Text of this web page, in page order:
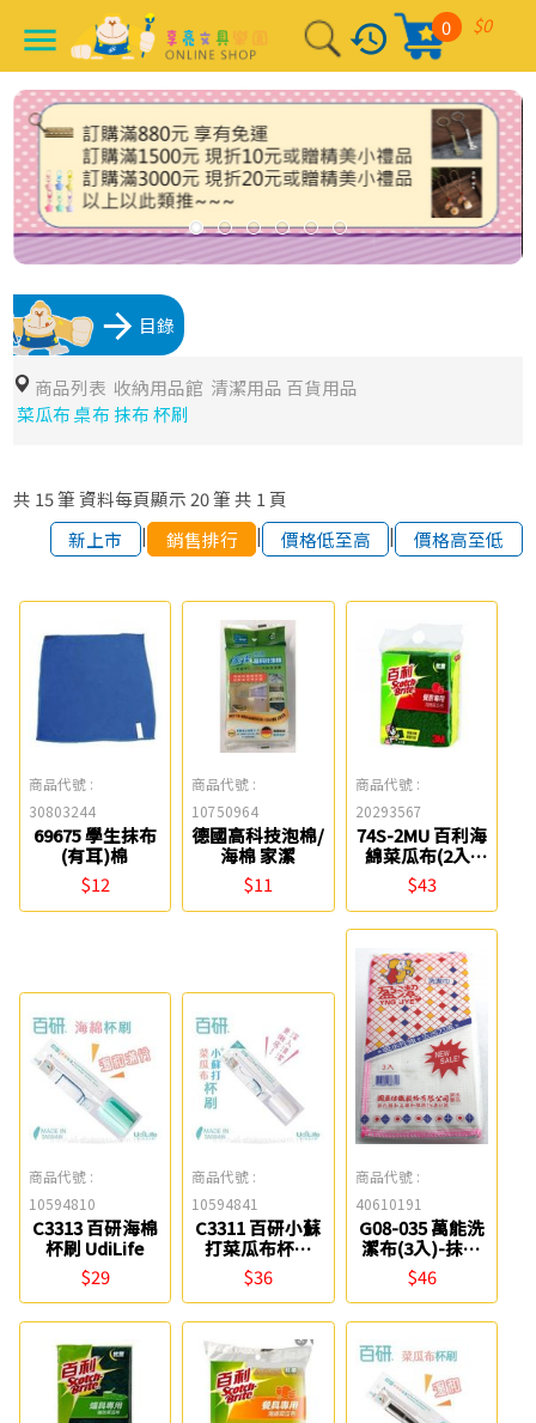
menu history $0
0
arrow_forward 目錄
商品列表 收納用品館 清潔用品 百貨用品
菜瓜布 桌布 抹布 杯刷
共 15筆 資料每頁顯示 20筆 共 1頁
新上市
| 銷售排行 | 價格低至高 | 價格高至低
商品代號 :
30803244
69675 學生抹布
(有耳)棉
$12
商品代號 :
10750964
德國高科技泡棉/
海棉 家潔
$11
商品代號 :
20293567
74S-2MU 百利海
綿菜瓜布(2入)
3M
$43
商品代號 :
10594810
C3313 百研海棉
杯刷 UdiLife
$29
商品代號 :
10594841
C3311 百研小蘇
打菜瓜布杯刷
UdiLife
$36
商品代號 :
40610191
G08-035 萬能洗
潔布(3入)-抹布
盈潔 06230300
$46